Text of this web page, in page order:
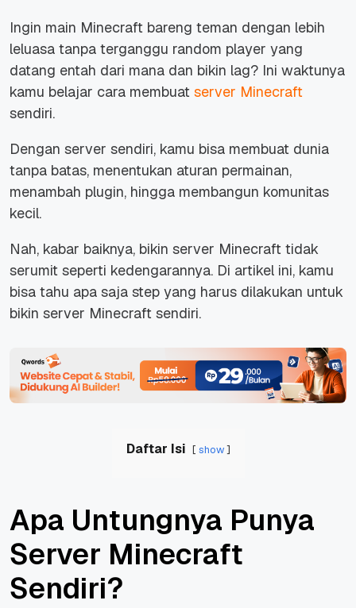
Ingin main Minecraft bareng teman dengan lebih
leluasa tanpa terganggu random player yang
datang entah dari mana dan bikin lag? Ini waktunya
kamu belajar cara membuat server Minecraft
sendiri.
Dengan server sendiri, kamu bisa membuat dunia
tanpa batas, menentukan aturan permainan,
menambah plugin, hingga membangun komunitas
kecil.
Nah, kabar baiknya, bikin server Minecraft tidak
serumit seperti kedengarannya. Di artikel ini, kamu
bisa tahu apa saja step yang harus dilakukan untuk
bikin server Minecraft sendiri.
Daftar Isi show
Apa Untungnya Punya
Server Minecraft
Sendiri?